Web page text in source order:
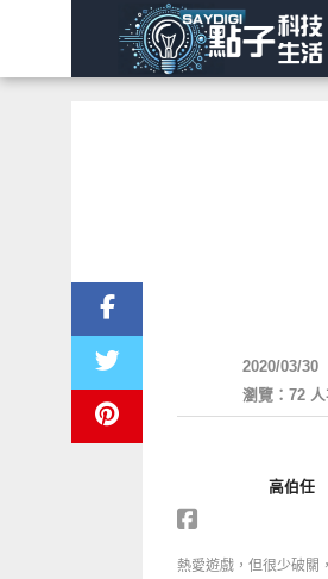
2020/03/30
瀏覽：72
高伯任
熱愛遊戲，但很少破關